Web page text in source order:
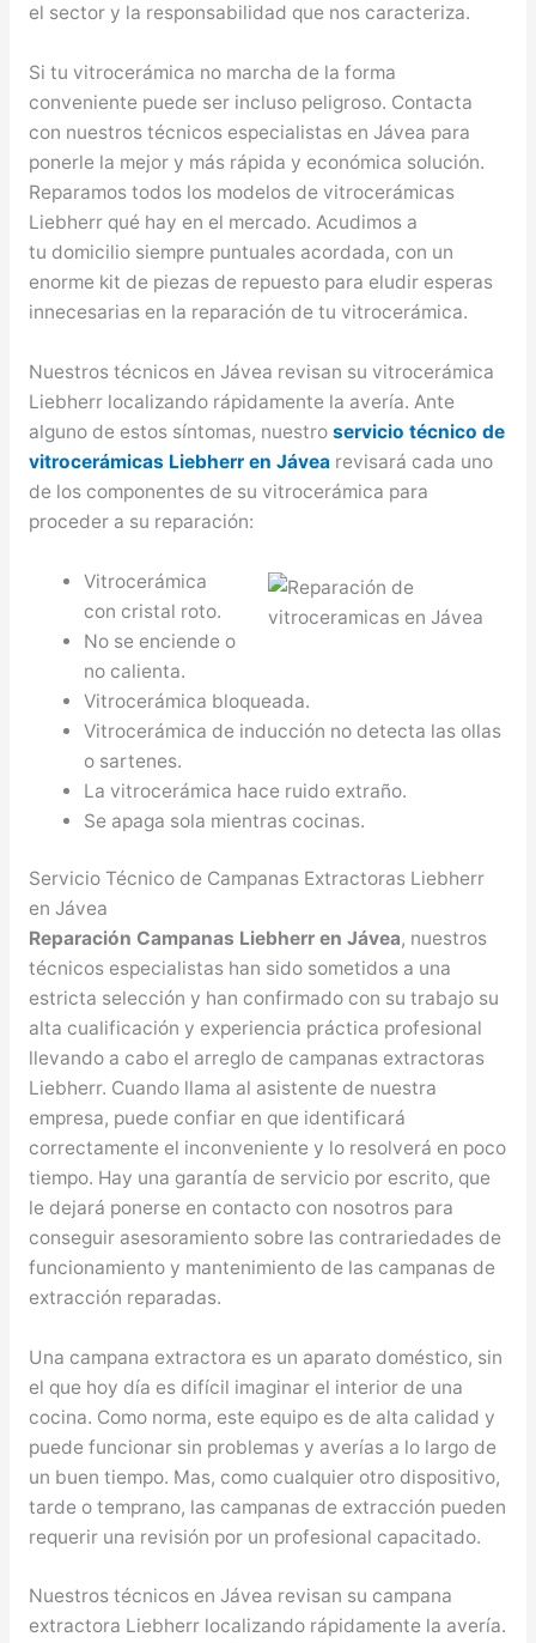
el sector y la responsabilidad que nos caracteriza.
Si tu vitrocerámica no marcha de la forma
conveniente puede ser incluso peligroso. Contacta
con nuestros técnicos especialistas en Jávea para
ponerle la mejor y más rápida y económica solución.
Reparamos todos los modelos de vitrocerámicas
Liebherr qué hay en el mercado. Acudimos a
tu domicilio siempre puntuales acordada, con un
enorme kit de piezas de repuesto para eludir esperas
innecesarias en la reparación de tu vitrocerámica.
Nuestros técnicos en Jávea revisan su vitrocerámica
Liebherr localizando rápidamente la avería. Ante
alguno de estos síntomas, nuestro servicio técnico de
vitrocerámicas Liebherr en Jávearevisará cada uno
de los componentes de su vitrocerámica para
proceder a su reparación:
Vitrocerámica
con cristal roto.
No se enciende o
no calienta.
Vitrocerámica bloqueada.
Vitrocerámica de inducción no detecta las ollas
o sartenes.
La vitrocerámica hace ruido extraño.
Se apaga sola mientras cocinas.
Servicio Técnico de Campanas Extractoras Liebherr
en Jávea
Reparación Campanas Liebherr en Jávea, nuestros
técnicos especialistas han sido sometidos a una
estricta selección y han confirmado con su trabajo su
alta cualificación y experiencia práctica profesional
llevando a cabo el arreglo de campanas extractoras
Liebherr. Cuando llama al asistente de nuestra
empresa, puede confiar en que identificará
correctamente el inconveniente y lo resolverá en poco
tiempo. Hay una garantía de servicio por escrito, que
le dejará ponerse en contacto con nosotros para
conseguir asesoramiento sobre las contrariedades de
funcionamiento y mantenimiento de las campanas de
extracción reparadas.
Una campana extractora es un aparato doméstico, sin
el que hoy día es difícil imaginar el interior de una
cocina. Como norma, este equipo es de alta calidad y
puede funcionar sin problemas y averías a lo largo de
un buen tiempo. Mas, como cualquier otro dispositivo,
tarde o temprano, las campanas de extracción pueden
requerir una revisión por un profesional capacitado.
Nuestros técnicos en Jávea revisan su campana
extractora Liebherr localizando rápidamente la avería.